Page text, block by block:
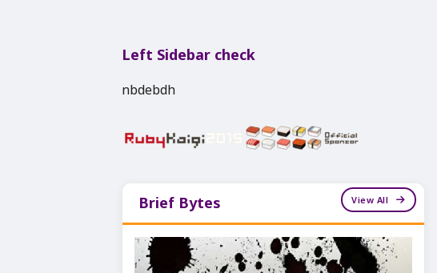
Left Sidebar check
nbdebdh
Brief Bytes View All